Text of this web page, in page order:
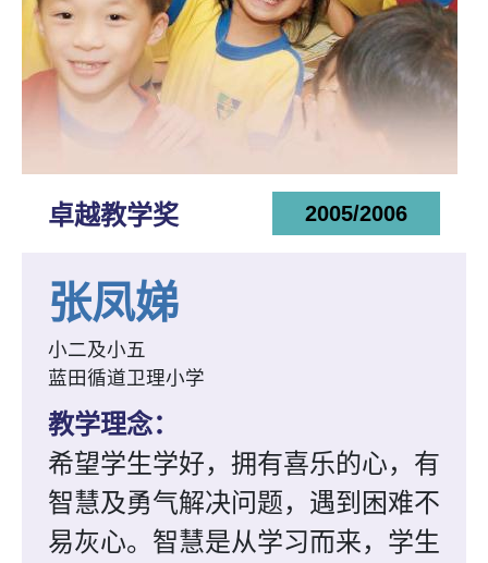
卓越教学奖 2005/2006
张凤娣
小二及小五
蓝田循道卫理小学
教学理念：
希望学生学好，拥有喜乐的心，有
智慧及勇气解决问题，遇到困难不
易灰心。智慧是从学习而来，学生